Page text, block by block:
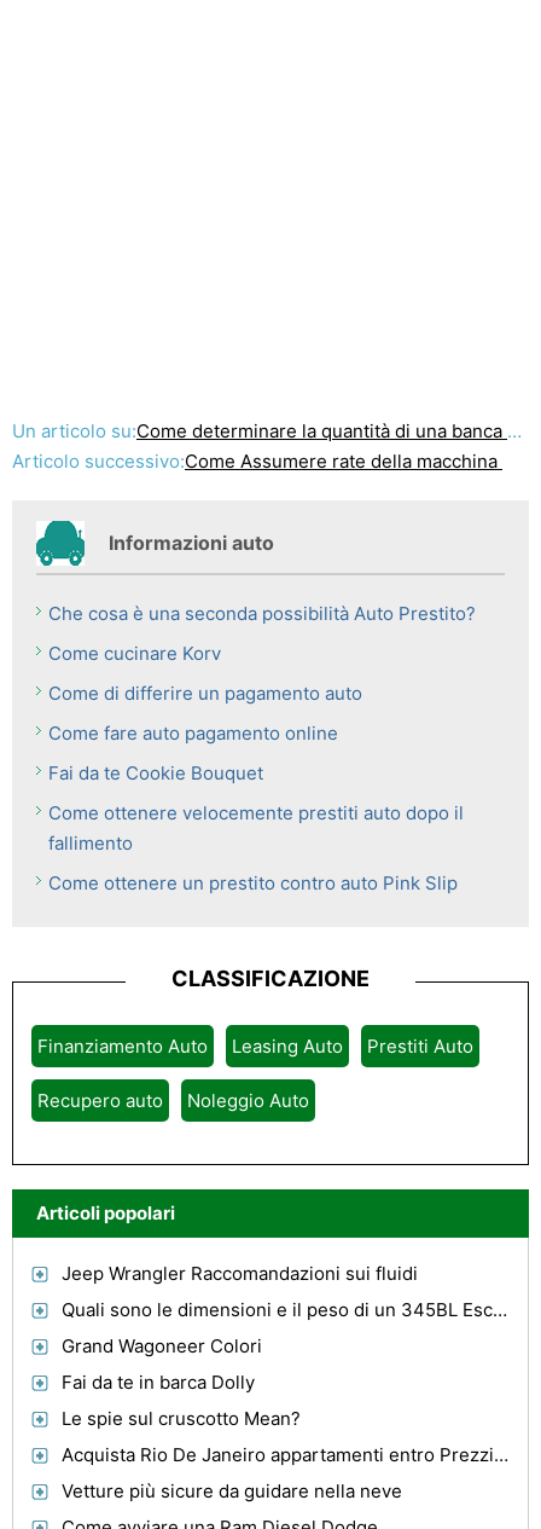
Un articolo su:Come determinare la quantità di una banca prestito auto
Articolo successivo:Come Assumere rate della macchina
Informazioni auto
Che cosa è una seconda possibilità Auto Prestito?
Come cucinare Korv
Come di differire un pagamento auto
Come fare auto pagamento online
Fai da te Cookie Bouquet
Come ottenere velocemente prestiti auto dopo il
fallimento
Come ottenere un prestito contro auto Pink Slip
CLASSIFICAZIONE
Finanziamento Auto Leasing Auto Prestiti Auto
Recupero auto Noleggio Auto
Articoli popolari
Jeep Wrangler Raccomandazioni sui fluidi
Quali sono le dimensioni e il peso di un 345BL Escavatore Series II Caterpillar?
Grand Wagoneer Colori
Fai da te in barca Dolly
Le spie sul cruscotto Mean?
Acquista Rio De Janeiro appartamenti entro Prezzi troppo alti
Vetture più sicure da guidare nella neve